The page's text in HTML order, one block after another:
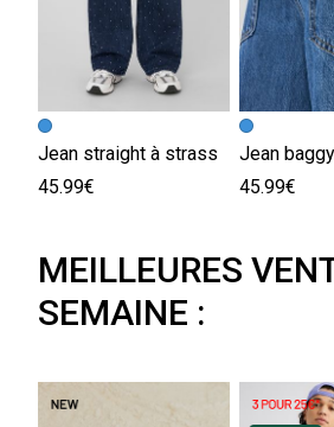
Jean straight à strass
45.99€
Jean
45.99€
MEILLEURES
SEMAINE :